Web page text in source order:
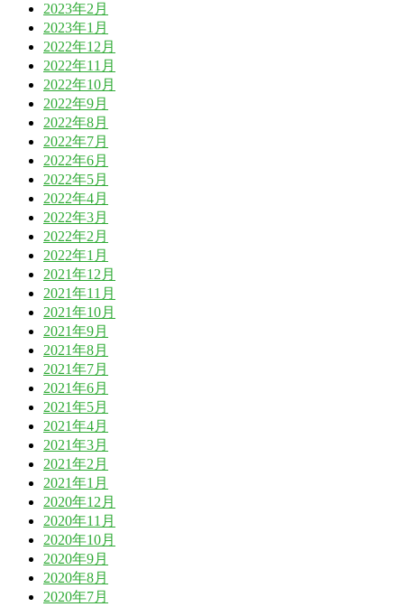
2023年2月
2023年1月
2022年12月
2022年11月
2022年10月
2022年9月
2022年8月
2022年7月
2022年6月
2022年5月
2022年4月
2022年3月
2022年2月
2022年1月
2021年12月
2021年11月
2021年10月
2021年9月
2021年8月
2021年7月
2021年6月
2021年5月
2021年4月
2021年3月
2021年2月
2021年1月
2020年12月
2020年11月
2020年10月
2020年9月
2020年8月
2020年7月